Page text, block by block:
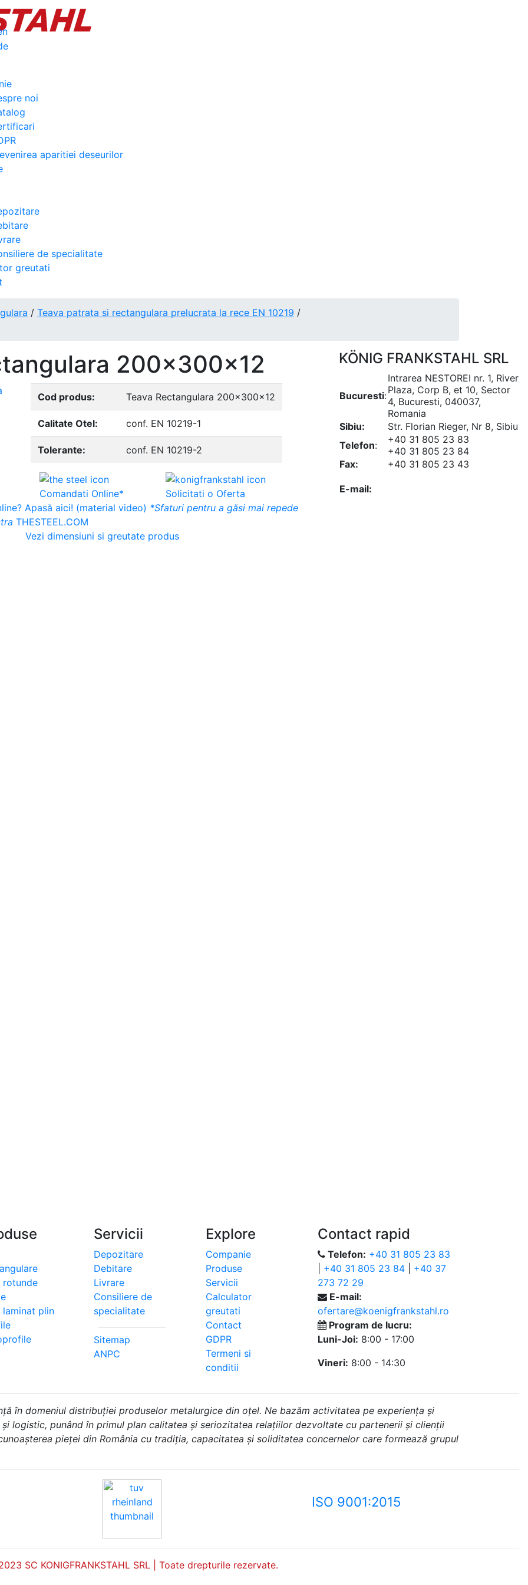
noi
aparitiei deseurilor
de specialitate
greutati
/ Teava patrata si rectangulara prelucrata la rece EN 10219 /
200x300x12
Cod produs: Teava Rectangulara 200x300x12
Calitate Otel: conf. EN 10219-1
Tolerante: conf. EN 10219-2
Comandati Online*
Solicitati o Oferta
Apasă aici! (material video) *Sfaturi pentru a găsi mai repede
THESTEEL.COM
Vezi dimensiuni si greutate produs
KÖNIG FRANKSTAHL SRL
Bucuresti:
Intrarea NESTOREI nr. 1, River
Plaza, Corp B, et 10, Sector
4, Bucuresti, 040037,
Romania
Sibiu:
Str. Florian Rieger, Nr 8, Sibiu
Telefon:
+40 31 805 23 83
+40 31 805 23 84
Fax:
+40 31 805 23 43
E-mail:
rotunde
laminat plin
Servicii
Depozitare
Debitare
Livrare
Consiliere de
specialitate
Sitemap
ANPC
Explore
Companie
Produse
Servicii
Calculator
greutati
Contact
GDPR
Termeni si
conditii
Contact rapid
Telefon: +40 31 805 23 83
+40 31 805 23 84
+40 37
273 72 29
E-mail:
ofertare@koenigfrankstahl.ro
Program de lucru:
Luni-Joi: 8:00 - 17:00
Vineri: 8:00 - 14:30
în domeniul distribuției produselor metalurgice din oțel. Ne bazăm activitatea pe experiența și
logistic, punând în primul plan calitatea și seriozitatea relațiilor dezvoltate cu partenerii și clienții
pieței din România cu tradiția, capacitatea și soliditatea concernelor care formează grupul
ISO 9001:2015
SC KONIGFRANKSTAHL SRL | Toate drepturile rezervate.